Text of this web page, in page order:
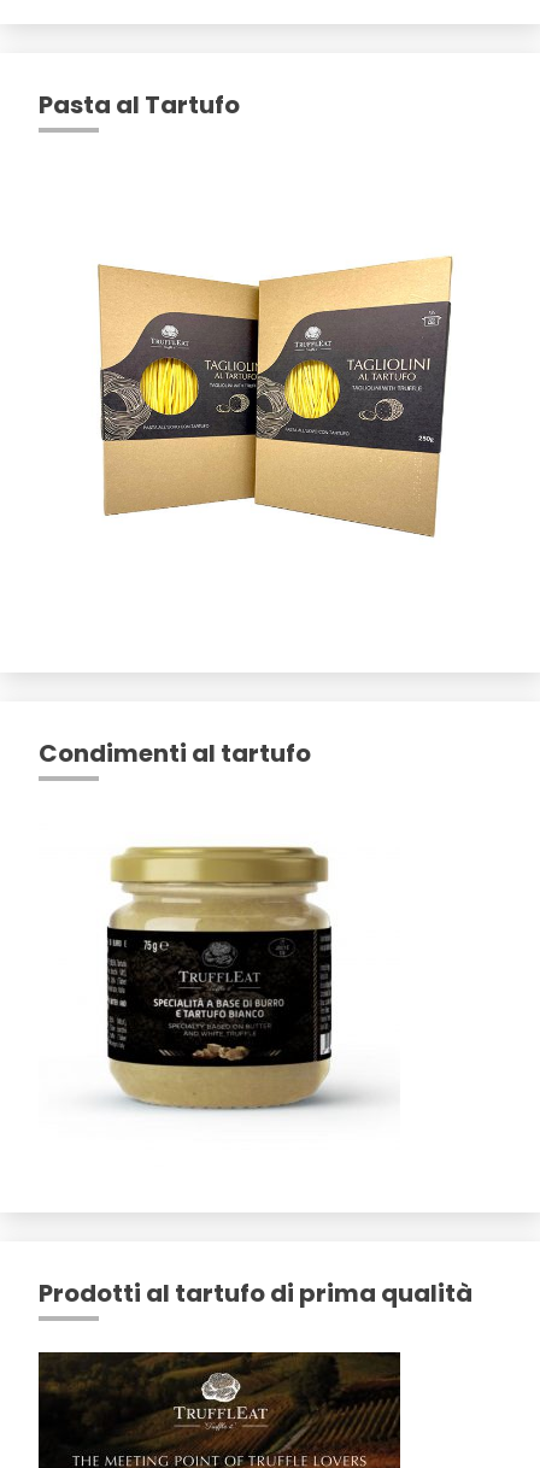
Pasta al Tartufo
Condimenti al tartufo
Prodotti al tartufo di prima qualità